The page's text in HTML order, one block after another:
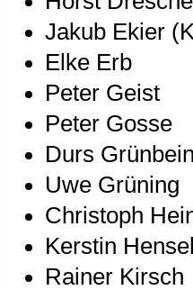
Jakub Ekier
Elke Erb
Peter Geist
Peter Gosse
Durs
Uwe Grüning
Christoph
Kerstin
Rainer Kirsch